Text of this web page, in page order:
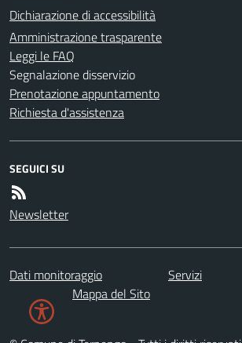
Dichiarazione di accessibilità
Amministrazione trasparente
Leggi le FAQ
Segnalazione disservizio
Prenotazione appuntamento
Richiesta d'assistenza
SEGUICI SU
Newsletter
Dati monitoraggio Servizi
Mappa del Sito